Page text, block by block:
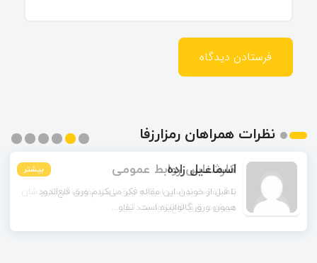
نظرات همراهان رمزارزفا
بیشتر اسماعیل زاده بیشتر
تا قبل از خوندن این مقاله فکر می‌کردم ورق قلع‌اندود
همون ورق گالوانیزه است. تفاو...
بیشتر
بیشتر
بیشتر
بیشتر